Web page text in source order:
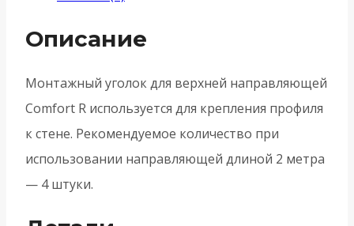
Описание
Монтажный уголок для верхней направляющей
Comfort R используется для крепления профиля
к стене. Рекомендуемое количество при
использовании направляющей длиной 2 метра
— 4 штуки.